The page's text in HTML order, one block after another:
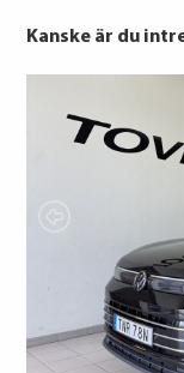
BRIDGESTONE
Falken
Kumho
Goodyear
Kanske är du